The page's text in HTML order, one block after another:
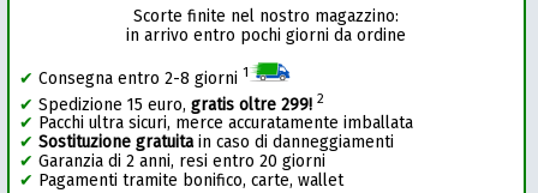
Scorte finite nel nostro magazzino:
in arrivo entro pochi giorni da ordine
✔ Consegna entro 2-8 giorni 1
✔ Spedizione 15 euro,gratis oltre 299! 2
✔ Pacchi ultra sicuri, merce accuratamente imballata
✔ Sostituzione gratuitain caso di danneggiamenti
✔ Garanzia di 2 anni, resi entro 20 giorni
✔ Pagamenti tramite bonifico, carte, wallet